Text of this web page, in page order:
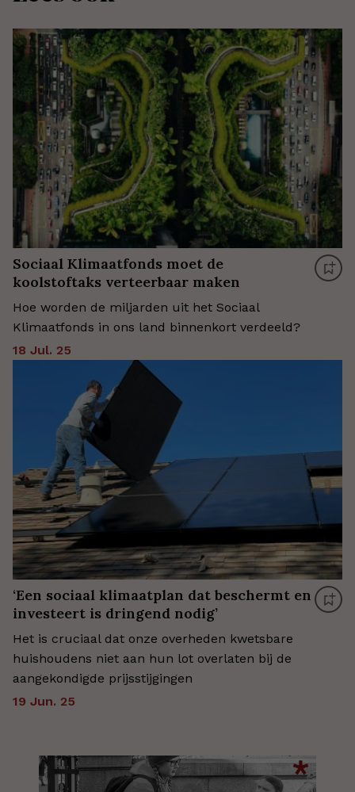
Sociaal Klimaatfonds moet de
koolstoftaks verteerbaar maken
Hoe worden de miljarden uit het Sociaal
Klimaatfonds in ons land binnenkort verdeeld?
18 Jul. 25
‘Een sociaal klimaatplan dat beschermt en
investeert is dringend nodig’
Het is cruciaal dat onze overheden kwetsbare
huishoudens niet aan hun lot overlaten bij de
aangekondigde prijsstijgingen
19 Jun. 25